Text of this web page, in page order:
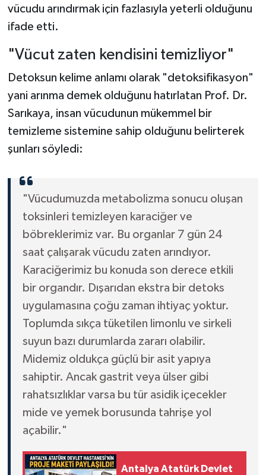
vücudu arındırmak için fazlasıyla yeterli olduğunu
ifade etti.
"Vücut zaten kendisini temizliyor"
Detoksun kelime anlamı olarak "detoksifikasyon"
yani arınma demek olduğunu hatırlatan Prof. Dr.
Sarıkaya, insan vücudunun mükemmel bir
temizleme sistemine sahip olduğunu belirterek
şunları söyledi:
"Vücudumuzda metabolizma sonucu oluşan
toksinleri temizleyen karaciğer ve
böbreklerimiz var. Bu organlar 7 gün 24
saat çalışarak vücudu zaten arındıyor.
Karaciğerimiz bu konuda son derece etkili
bir organdır. Dışarıdan ekstra bir detoks
uygulamasına çoğu zaman ihtiyaç yoktur.
Toplumda sıkça tüketilen limonlu ve sirkeli
suyun bazı durumlarda zararı olabilir.
Midemiz oldukça güçlü bir asit yapıya
sahiptir. Ancak gastrit veya ülser gibi
rahatsızlıklar varsa bu tür asidik içecekler
mide ve yemek borusunda tahrişe yol
açabilir."
Antalya Atatürk Devlet